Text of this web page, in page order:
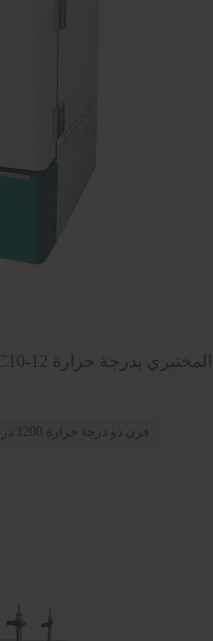
فرن ذو درجة حرارة 1200 درجة مئوية